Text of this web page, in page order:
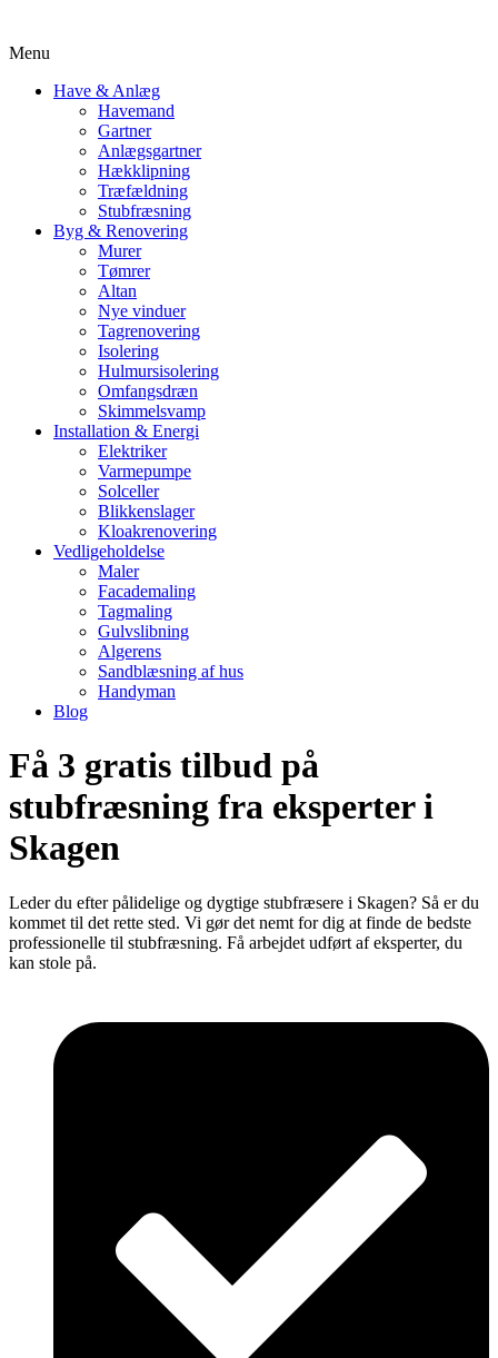
Menu
Have & Anlæg
Havemand
Gartner
Anlægsgartner
Hækklipning
Træfældning
Stubfræsning
Byg & Renovering
Murer
Tømrer
Altan
Nye vinduer
Tagrenovering
Isolering
Hulmursisolering
Omfangsdræn
Skimmelsvamp
Installation & Energi
Elektriker
Varmepumpe
Solceller
Blikkenslager
Kloakrenovering
Vedligeholdelse
Maler
Facademaling
Tagmaling
Gulvslibning
Algerens
Sandblæsning af hus
Handyman
Blog
Få 3 gratis tilbud på
stubfræsning fra eksperter i
Skagen
Leder du efter pålidelige og dygtige stubfræsere i Skagen? Så er du
kommet til det rette sted. Vi gør det nemt for dig at finde de bedste
professionelle til stubfræsning. Få arbejdet udført af eksperter, du
kan stole på.